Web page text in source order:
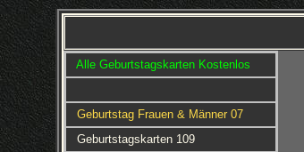
Alle Geburtstagskarten Kostenlos
Geburtstag Frauen & Männer 07
Geburtstagskarten 109